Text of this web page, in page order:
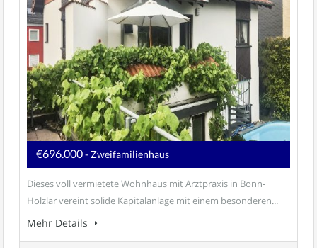
€696.000- Zweifamilienhaus
Dieses voll vermietete Wohnhaus mit Arztpraxis in Bonn-
Holzlar vereint solide Kapitalanlage mit einem besonderen...
Mehr Details